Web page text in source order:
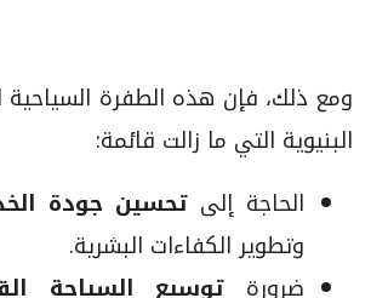
ومع ذلك، فإن هذه الطفرة السياحية
البنيوية التي ما زالت قائمة:
الحاجة إلىتحسين جودة
وتطوير الكفاءات البشرية.
ضرورةتوسيع السياحة